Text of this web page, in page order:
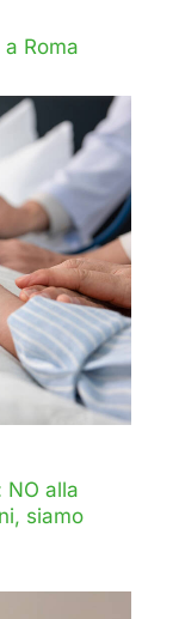
Roma
NO alla
siamo